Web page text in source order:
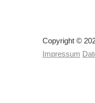
Copyright ©
Impressum